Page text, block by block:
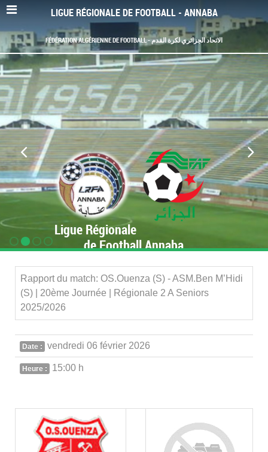
LIGUE RÉGIONALE DE FOOTBALL - ANNABA
FÉDÉRATION ALGÉRIENNE DE FOOTBALL - الاتحاد الجزائري لكرة القدم
Ligue Régionale
de Football Annaba
Rapport du match: OS.Ouenza (S) - ASM.Ben M’Hidi
(S) | 20ème Journée | Régionale 2 A Seniors
2025/2026
Date : vendredi 06 février 2026
Heure : 15:00 h